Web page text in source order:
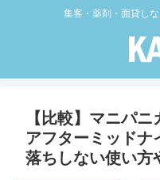
集客・薬剤・面貸し
【比較】マニパ
アフターミッドナ
落ちしない使い方